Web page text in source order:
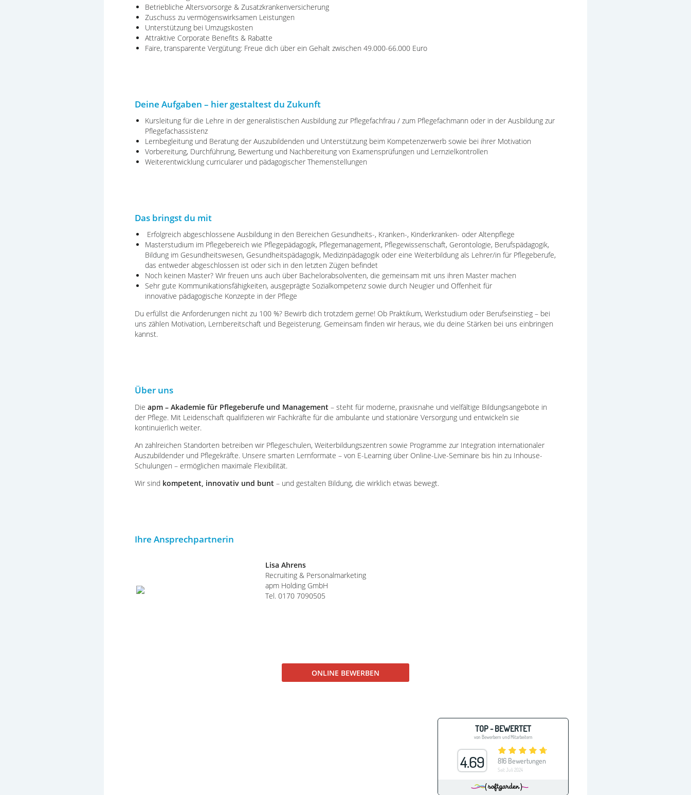
Betriebliche Altersvorsorge & Zusatzkrankenversicherung
Zuschuss zu vermögenswirksamen Leistungen
Unterstützung bei Umzugskosten
Attraktive Corporate Benefits & Rabatte
Faire, transparente Vergütung: Freue dich über ein Gehalt zwischen 49.000-66.000 Euro
Deine Aufgaben – hier gestaltest du Zukunft
Kursleitung für die Lehre in der generalistischen Ausbildung zur Pflegefachfrau / zum Pflegefachmann oder in der Ausbildung zur
Pflegefachassistenz
Lernbegleitung und Beratung der Auszubildenden und Unterstützung beim Kompetenzerwerb sowie bei ihrer Motivation
Vorbereitung, Durchführung, Bewertung und Nachbereitung von Examensprüfungen und Lernzielkontrollen
Weiterentwicklung curricularer und pädagogischer Themenstellungen
Das bringst du mit
Erfolgreich abgeschlossene Ausbildung in den Bereichen Gesundheits-, Kranken-, Kinderkranken- oder Altenpflege
Masterstudium im Pflegebereich wie Pflegepädagogik, Pflegemanagement, Pflegewissenschaft, Gerontologie, Berufspädagogik,
Bildung im Gesundheitswesen, Gesundheitspädagogik, Medizinpädagogik oder eine Weiterbildung als Lehrer/in für Pflegeberufe,
das entweder abgeschlossen ist oder sich in den letzten Zügen befindet
Noch keinen Master? Wir freuen uns auch über Bachelorabsolventen, die gemeinsam mit uns ihren Master machen
Sehr gute Kommunikationsfähigkeiten, ausgeprägte Sozialkompetenz sowie durch Neugier und Offenheit für
innovative pädagogische Konzepte in der Pflege
Du erfüllst die Anforderungen nicht zu 100 %? Bewirb dich trotzdem gerne! Ob Praktikum, Werkstudium oder Berufseinstieg – bei
uns zählen Motivation, Lernbereitschaft und Begeisterung. Gemeinsam finden wir heraus, wie du deine Stärken bei uns einbringen
kannst.
Über uns
Die apm – Akademie für Pflegeberufe und Management – steht für moderne, praxisnahe und vielfältige Bildungsangebote in
der Pflege. Mit Leidenschaft qualifizieren wir Fachkräfte für die ambulante und stationäre Versorgung und entwickeln sie
kontinuierlich weiter.
An zahlreichen Standorten betreiben wir Pflegeschulen, Weiterbildungszentren sowie Programme zur Integration internationaler
Auszubildender und Pflegekräfte. Unsere smarten Lernformate – von E-Learning über Online-Live-Seminare bis hin zu Inhouse-
Schulungen – ermöglichen maximale Flexibilität.
Wir sind kompetent, innovativ und bunt – und gestalten Bildung, die wirklich etwas bewegt.
Ihre Ansprechpartnerin
Lisa Ahrens
Recruiting & Personalmarketing
apm Holding GmbH
Tel. 0170 7090505
ONLINE BEWERBEN